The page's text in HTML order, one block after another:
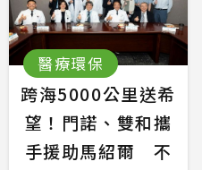
醫療環保
跨海5000公里送希
望！門諾、雙和攜
手援助馬紹爾 不